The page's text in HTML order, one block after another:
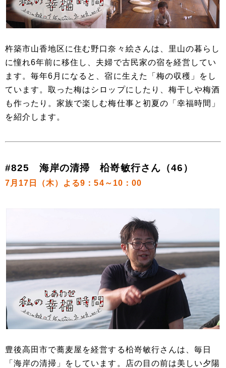
杵築市山香地区に住む野口奈々絵さんは、里山の暮らし
に憧れ6年前に移住し、夫婦で古民家の宿を経営してい
ます。毎年6月になると、宿に生えた「梅の収穫」をし
ています。取った梅はシロップにしたり、梅干しや梅酒
も作ったり。家族で楽しむ梅仕事と初夏の「幸福時間」
を紹介します。
#825 海岸の清掃 柗嵜敏行さん（46）
7月17日（木）よる9：54～10：00
豊後高田市で蕎麦屋を経営する柗嵜敏行さんは、毎日
「海岸の清掃」をしています。店の目の前は美しい夕陽